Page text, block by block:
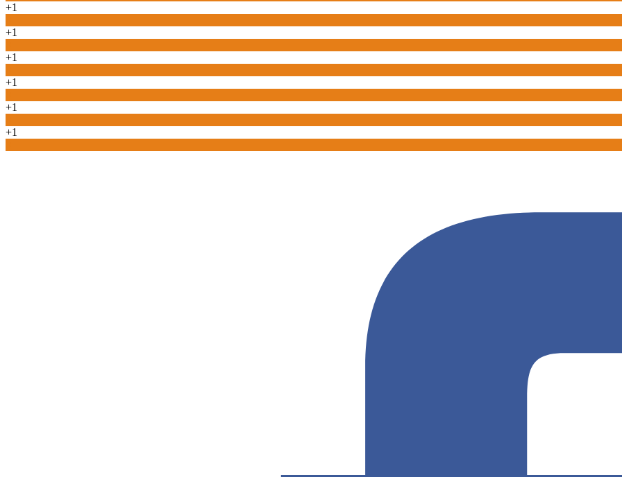
+1
+1
+1
+1
+1
+1